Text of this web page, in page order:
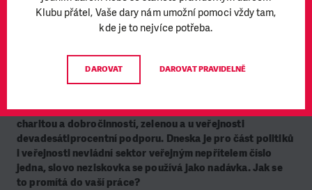
žít. Dokonce jsme přežili to, že jsme v managementu, ti single
kluci a holky, kteří vlastně žádné peníze nepotřebovali a
máme děti, což má zásadní dopad na čas i na potřebu
"zdrojů". Akorát náš finanční ředitel nemůže vozit rodinu nebo
děti v BMW, ale musí někde sehnat nějakou ojetinu.
- LN V devadesátých letech mělo všechno, co zavánělo
charitou a dobročinností, zelenou a u veřejnosti
devadesátiprocentní podporu. Dneska je pro část politiků
i veřejnosti nevládní sektor veřejným nepřítelem číslo
jedna, slovo neziskovka se používá jako nadávka. Jak se
to promítá do vaší práce?
Klubu přátel, Vaše dary nám umožní pomoci vždy tam,
kde je to nejvíce potřeba.
DAROVAT DAROVAT PRAVIDELNĚ